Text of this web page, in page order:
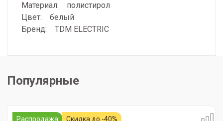
Материал: полистирол
Цвет: белый
Бренд: TDM ELECTRIC
Популярные
Распродажа Скидка до -40%